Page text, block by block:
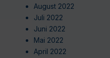
August 2022
Juli 2022
Juni 2022
Mai 2022
April 2022